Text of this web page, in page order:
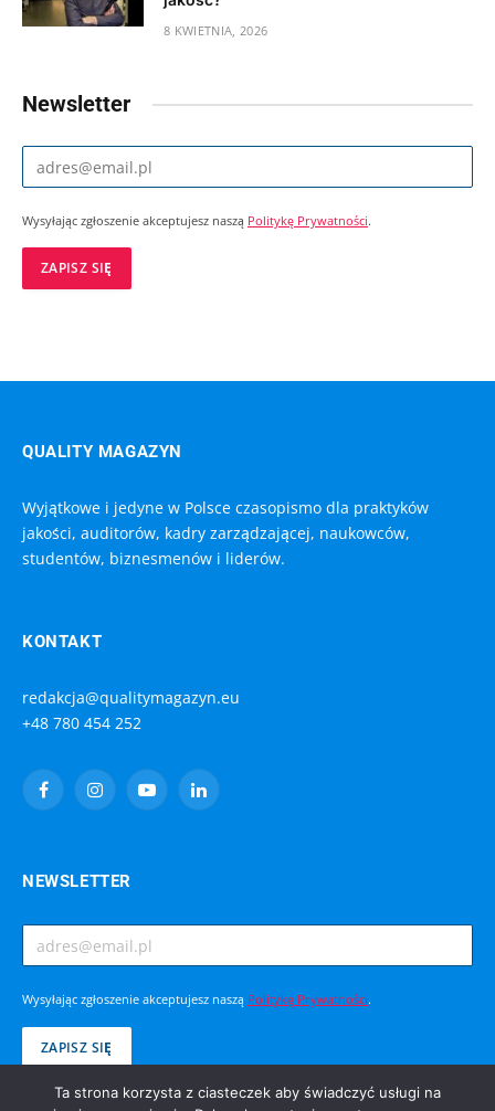
8 KWIETNIA, 2026
Newsletter
Wysyłając zgłoszenie akceptujesz naszą Politykę Prywatności.
QUALITY MAGAZYN
Wyjątkowe i jedyne w Polsce czasopismo dla praktyków
jakości, auditorów, kadry zarządzającej, naukowców,
studentów, biznesmenów i liderów.
KONTAKT
redakcja@qualitymagazyn.eu
+48 780 454 252
FacebookInstagramYouTubeLinkedIn
NEWSLETTER
Wysyłając zgłoszenie akceptujesz naszą Politykę Prywatności.
Ta strona korzysta z ciasteczek aby świadczyć usługi na